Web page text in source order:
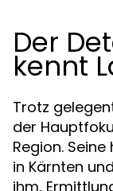
Der
kennt
Trotz
der
Region.
in Kärnten
ihm,